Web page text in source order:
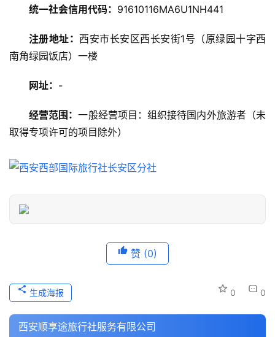
产
景
点
旅
信
息
文
导
登录 注册
统一社会信用代码： 91610116MA6U1NH441
注册地址： 西安市长安区西长安街1号（原绿园十字西
南角绿园饭店）一楼
网址： -
经营范围：一般经营项目：组织接待国内外旅游者（未
取得专项许可的项目除外）
赞 (0)
0 0
生成海报
西安顺享途旅行社服务有限公司